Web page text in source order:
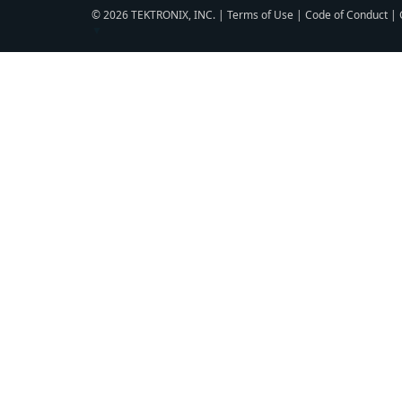
© 2026 TEKTRONIX, INC. | Terms of Use | Code of Conduct |